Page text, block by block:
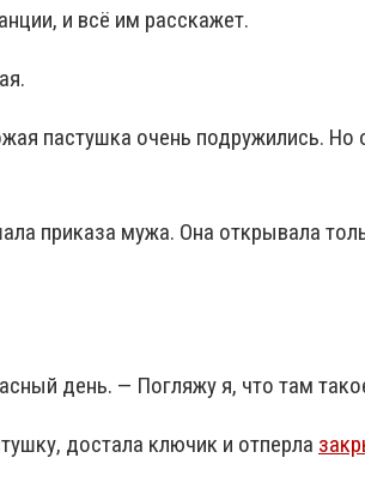
и всё им расскажет.
пастушка очень подружились.
приказа мужа. Она открывала
день. — Погляжу я, что там
достала ключик и отперла